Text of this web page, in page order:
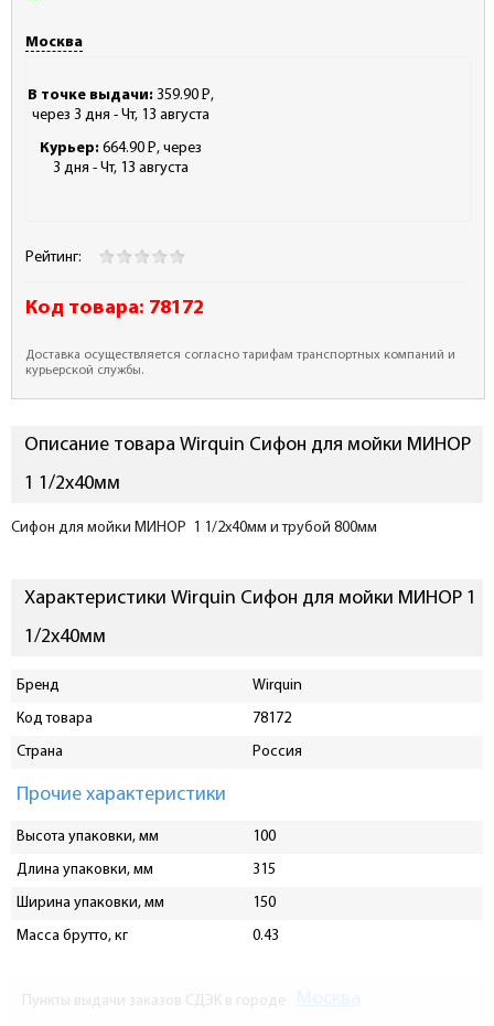
Москва
В точке выдачи: 359.90 Р
- ,
через 3 дня - Чт, 13 августа
Курьер: 664.90 Р
- , через
3 дня - Чт, 13 августа
Рейтинг:
Код товара: 78172
Доставка осуществляется согласно тарифам транспортных компаний и
курьерской службы.
Описание товара Wirquin Сифон для мойки МИНОР
1 1/2х40мм
Сифон для мойки МИНОР 1 1/2х40мм и трубой 800мм
Характеристики Wirquin Сифон для мойки МИНОР 1
1/2х40мм
Бренд
Wirquin
Код товара
78172
Страна
Россия
Прочие характеристики
Высота упаковки, мм
100
Длина упаковки, мм
315
Ширина упаковки, мм
150
Масса брутто, кг
0.43
Пункты выдачи заказов СДЭК в городе